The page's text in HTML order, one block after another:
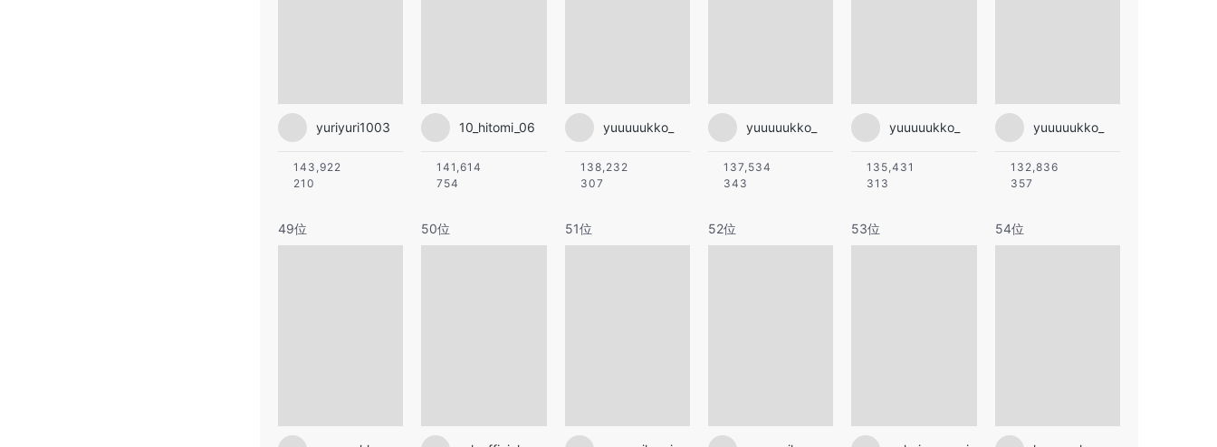
yuriyuri1003
143,922
210
10_hitomi_06
141,614
754
yuuuuukko_
138,232
307
yuuuuukko_
137,534
343
yuuuuukko_
135,431
313
yuuuuukko_
132,836
357
49位 50位 51位 52位 53位 54位